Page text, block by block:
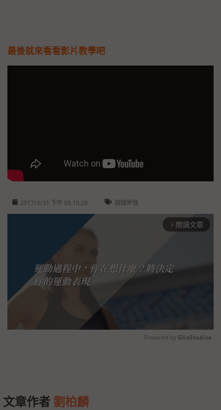
最後就來看看影片教學吧
2017/3/31 下午 08:10:20 羽球步伐
arrow_forward_ios 閱讀文章
Powered by GliaStudios
文章作者 劉柏麟